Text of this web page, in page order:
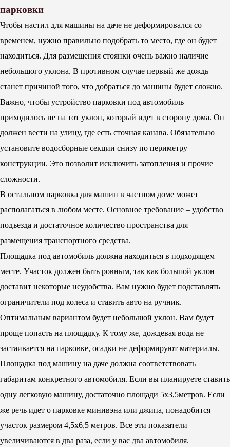
парковки
Чтобы настил для машины на даче не деформировался со
временем, нужно правильно подобрать то место, где он будет
находиться. Для размещения стоянки очень важно наличие
небольшого уклона. В противном случае первый же дождь
станет причиной того, что добраться до машины будет сложно.
Важно, чтобы устройство парковки под автомобиль
приходилось не на тот уклон, который идет в сторону дома. Он
должен вести на улицу, где есть сточная канава. Обязательно
установите водосборные секции снизу по периметру
конструкции. Это позволит исключить затопления и прочие
сложности.
В остальном парковка для машин в частном доме может
располагаться в любом месте. Основное требование – удобство
подъезда и достаточное количество пространства для
размещения транспортного средства.
Площадка под автомобиль должна находиться в подходящем
месте. Участок должен быть ровным, так как большой уклон
доставит некоторые неудобства. Вам нужно будет подставлять
ограничители под колеса и ставить авто на ручник.
Оптимальным вариантом будет небольшой уклон. Вам будет
проще попасть на площадку. К тому же, дождевая вода не
застаивается на парковке, осадки не деформируют материалы.
Площадка под машину на даче должна соответствовать
габаритам конкретного автомобиля. Если вы планируете ставить
одну легковую машину, достаточно площади 5х3,5метров. Если
же речь идет о парковке минивэна или джипа, понадобится
участок размером 4,5х6,5 метров. Все эти показатели
увеличиваются в два раза, если у вас два автомобиля.